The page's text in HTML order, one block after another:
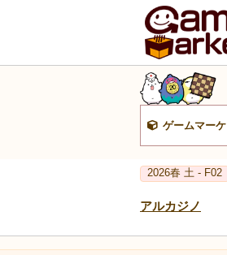
ゲームマー
2026春 土 - F02
アルカジノ